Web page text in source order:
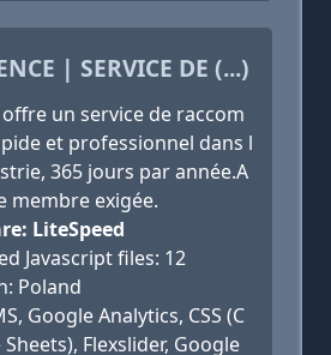
| SERVICE DE (...)
un service de raccom
et professionnel dans l
365 jours par année.A
membre exigée.
LiteSpeed
Javascript files: 12
Poland
Google Analytics, CSS (C
Flexslider, Google